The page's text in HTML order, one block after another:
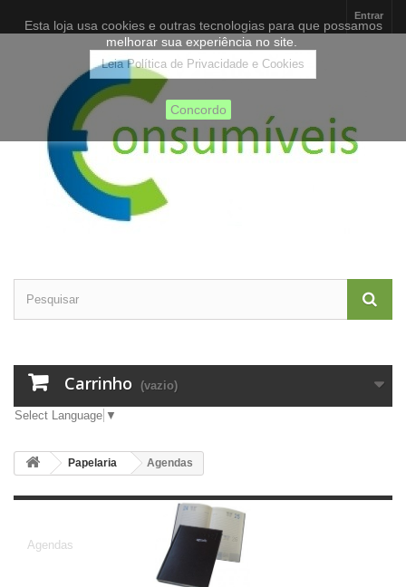
Entrar
Carrinho (vazio)
Select Language ▼
Papelaria Agendas
Agendas
Esta loja usa cookies e outras tecnologias para que possamos
melhorar sua experiência no site.
Leia Política de Privacidade e Cookies
Concordo